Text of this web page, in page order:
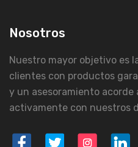
Nosotros
Nuestro mayor objetivo es
clientes con productos
y un asesoramiento
activamente con nuestros